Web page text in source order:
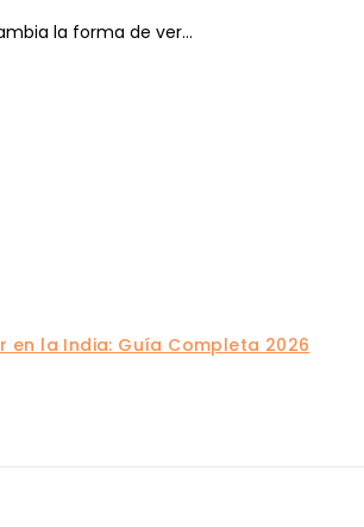
la forma de ver…
en la India: Guía Completa 2026